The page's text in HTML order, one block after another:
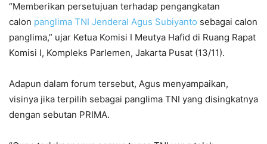
“Memberikan persetujuan terhadap pengangkatan
calon panglima TNI Jenderal Agus Subiyanto sebagai calon
panglima,” ujar Ketua Komisi I Meutya Hafid di Ruang Rapat
Komisi I, Kompleks Parlemen, Jakarta Pusat (13/11).
Adapun dalam forum tersebut, Agus menyampaikan,
visinya jika terpilih sebagai panglima TNI yang disingkatnya
dengan sebutan PRIMA.